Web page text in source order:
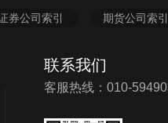
券公司索引 期货公司索引
联系我们
客服热线：010-